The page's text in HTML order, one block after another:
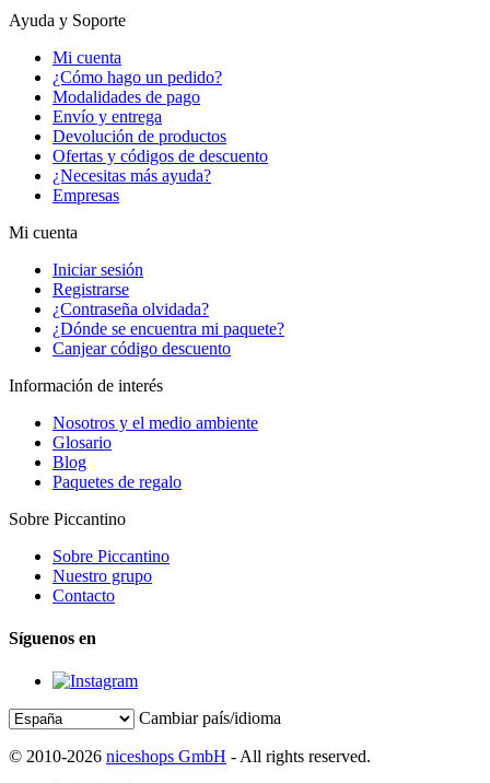
Ayuda y Soporte
Mi cuenta
¿Cómo hago un pedido?
Modalidades de pago
Envío y entrega
Devolución de productos
Ofertas y códigos de descuento
¿Necesitas más ayuda?
Empresas
Mi cuenta
Iniciar sesión
Registrarse
¿Contraseña olvidada?
¿Dónde se encuentra mi paquete?
Canjear código descuento
Información de interés
Nosotros y el medio ambiente
Glosario
Blog
Paquetes de regalo
Sobre Piccantino
Sobre Piccantino
Nuestro grupo
Contacto
Síguenos en
Cambiar país/idioma
© 2010-2026 niceshops GmbH - All rights reserved.